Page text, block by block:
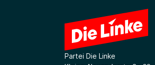
Partei Die Linke